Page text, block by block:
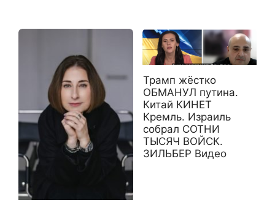
Трамп жёстко
ОБМАНУЛ путина.
Китай КИНЕТ
Кремль. Израиль
собрал СОТНИ
ТЫСЯЧ ВОЙСК.
ЗИЛЬБЕР Видео